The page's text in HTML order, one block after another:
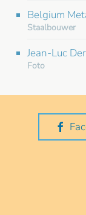
Belgium
Staalbouwer
Jean-Luc
Foto